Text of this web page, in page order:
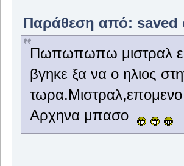
Παράθεση από: saved
Πωπωπωπω μιστραλ
βγηκε ξα να ο ηλιος
Αρχηνα μπασο